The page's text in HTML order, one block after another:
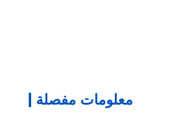
معلومات مفصلة